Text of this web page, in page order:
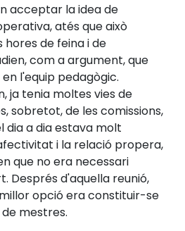
acceptar la idea de
atés que això
de feina i de
com a argument, que
l'equip pedagògic.
ja tenia moltes vies de
sobretot, de les comissions,
dia a dia estava molt
i la relació propera,
que no era necessari
Després d'aquella reunió,
opció era constituir-se
mestres.